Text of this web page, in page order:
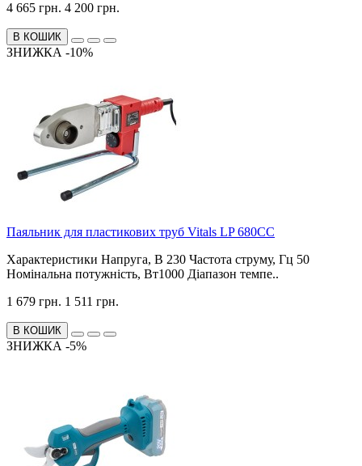
4 665 грн. 4 200 грн.
В КОШИК
ЗНИЖКА -10%
Паяльник для пластикових труб Vitals LP 680CC
Характеристики Напруга, В 230 Частота струму, Гц 50
Номінальна потужність, Вт1000 Діапазон темпе..
1 679 грн. 1 511 грн.
В КОШИК
ЗНИЖКА -5%